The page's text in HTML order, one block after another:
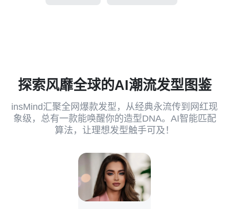
探索风靡全球的AI潮流发型图鉴
insMind汇聚全网爆款发型，从经典永流传到网红现
象级，总有一款能唤醒你的造型DNA。AI智能匹配
算法，让理想发型触手可及！